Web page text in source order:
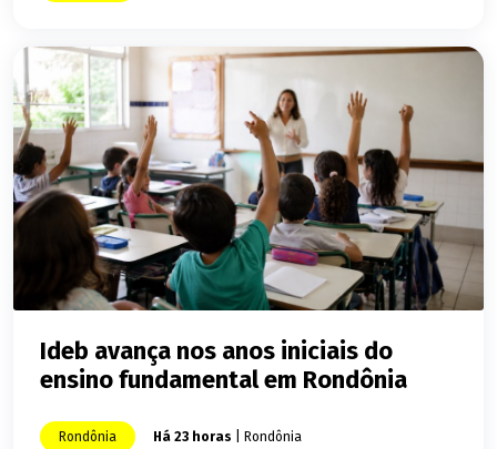
Ideb avança nos anos iniciais do
ensino fundamental em Rondônia
Rondônia Há 23 horas | Rondônia